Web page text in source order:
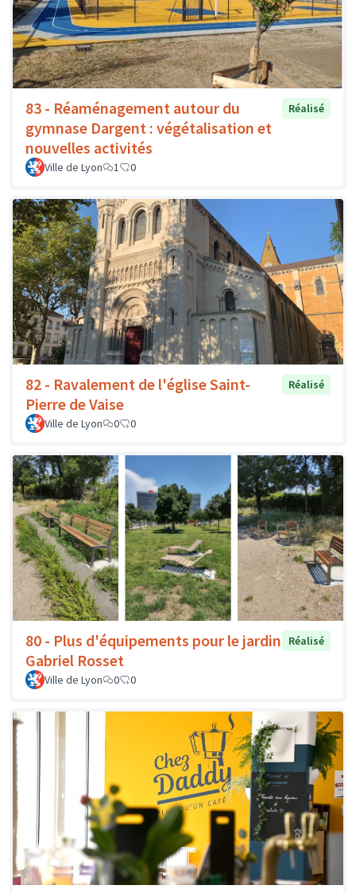
83 - Réaménagement autour du
gymnase Dargent : végétalisation et
nouvelles activités
Réalisé
Ville de Lyon 1 0
82 - Ravalement de l'église Saint-
Pierre de Vaise
Réalisé
Ville de Lyon 0 0
80 - Plus d'équipements pour le jardin
Gabriel Rosset
Réalisé
Ville de Lyon 0 0